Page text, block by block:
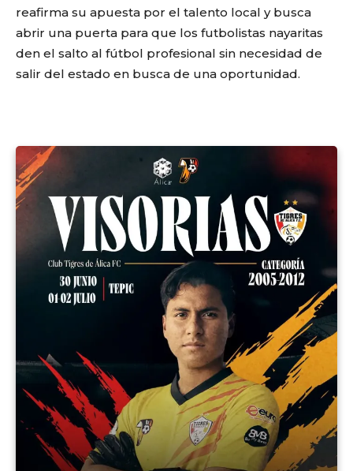
reafirma su apuesta por el talento local y busca
abrir una puerta para que los futbolistas nayaritas
den el salto al fútbol profesional sin necesidad de
salir del estado en busca de una oportunidad.